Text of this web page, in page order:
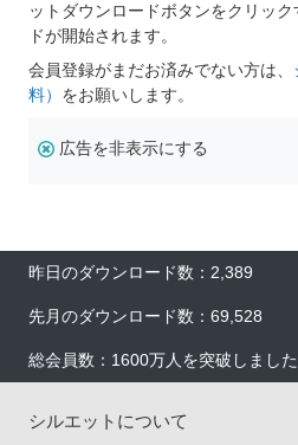
ットダウンロードボタンをクリッ
ドが開始されます。
会員登録がまだお済みでない方は、
料） をお願いします。
広告を非表示にする
昨日のダウンロード数：2,389
先月のダウンロード数：69,528
総会員数：1600万人を突破しました
シルエットについて